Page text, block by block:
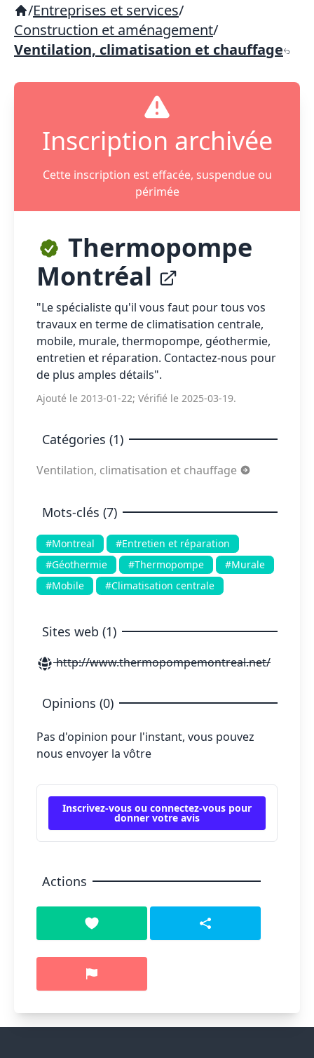
/Entreprises et services/
Construction et aménagement/
Ventilation, climatisation et chauffage
Inscription archivée
Cette inscription est effacée, suspendue ou
périmée
Thermopompe
Montréal
"Le spécialiste qu'il vous faut pour tous vos
travaux en terme de climatisation centrale,
mobile, murale, thermopompe, géothermie,
entretien et réparation. Contactez-nous pour
de plus amples détails".
Ajouté le 2013-01-22; Vérifié le 2025-03-19.
Catégories (1)
Ventilation, climatisation et chauffage
Mots-clés (7)
#Montreal
#Entretien et réparation
#Géothermie
#Thermopompe
#Murale
#Mobile
#Climatisation centrale
Sites web (1)
http://www.thermopompemontreal.net/
Opinions (0)
Pas d'opinion pour l'instant, vous pouvez
nous envoyer la vôtre
Inscrivez-vous ou connectez-vous pour
donner votre avis
Actions